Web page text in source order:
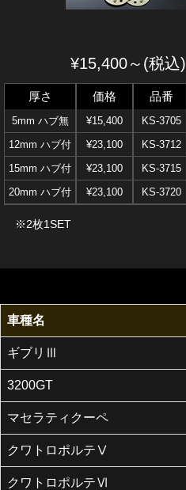
¥15,400～(税込)
厚さ
5mm ハブ無
12mm ハブ付
15mm ハブ付
20mm ハブ付
価格
¥15,400
¥23,100
¥23,100
¥23,100
品番
KS-3705
KS-3712
KS-3715
KS-3720
※2枚1SET
車種名
ギブリⅢ
3200GT
マセラティクーペ
クワトロポルテⅤ
クワトロポルテⅥ